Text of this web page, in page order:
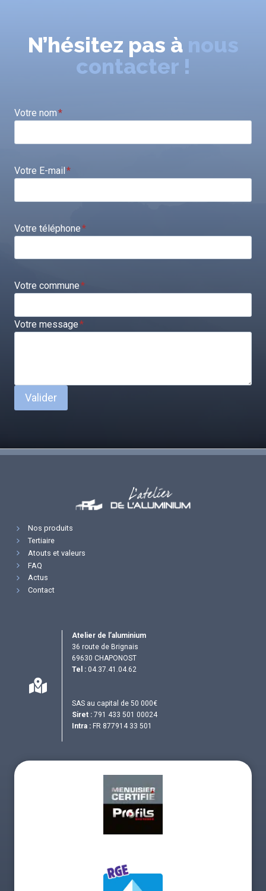
N’hésitez pas à nous
contacter !
Votre nom*
Votre E-mail*
Votre téléphone*
Votre commune*
Votre message*
Valider
Nos produits
Tertiaire
Atouts et valeurs
FAQ
Actus
Contact
Atelier de l’aluminium
36 route de Brignais
69630 CHAPONOST
Tel : 04.37.41.04.62
SAS au capital de 50 000€
Siret : 791 433 501 00024
Intra : FR 877914 33 501